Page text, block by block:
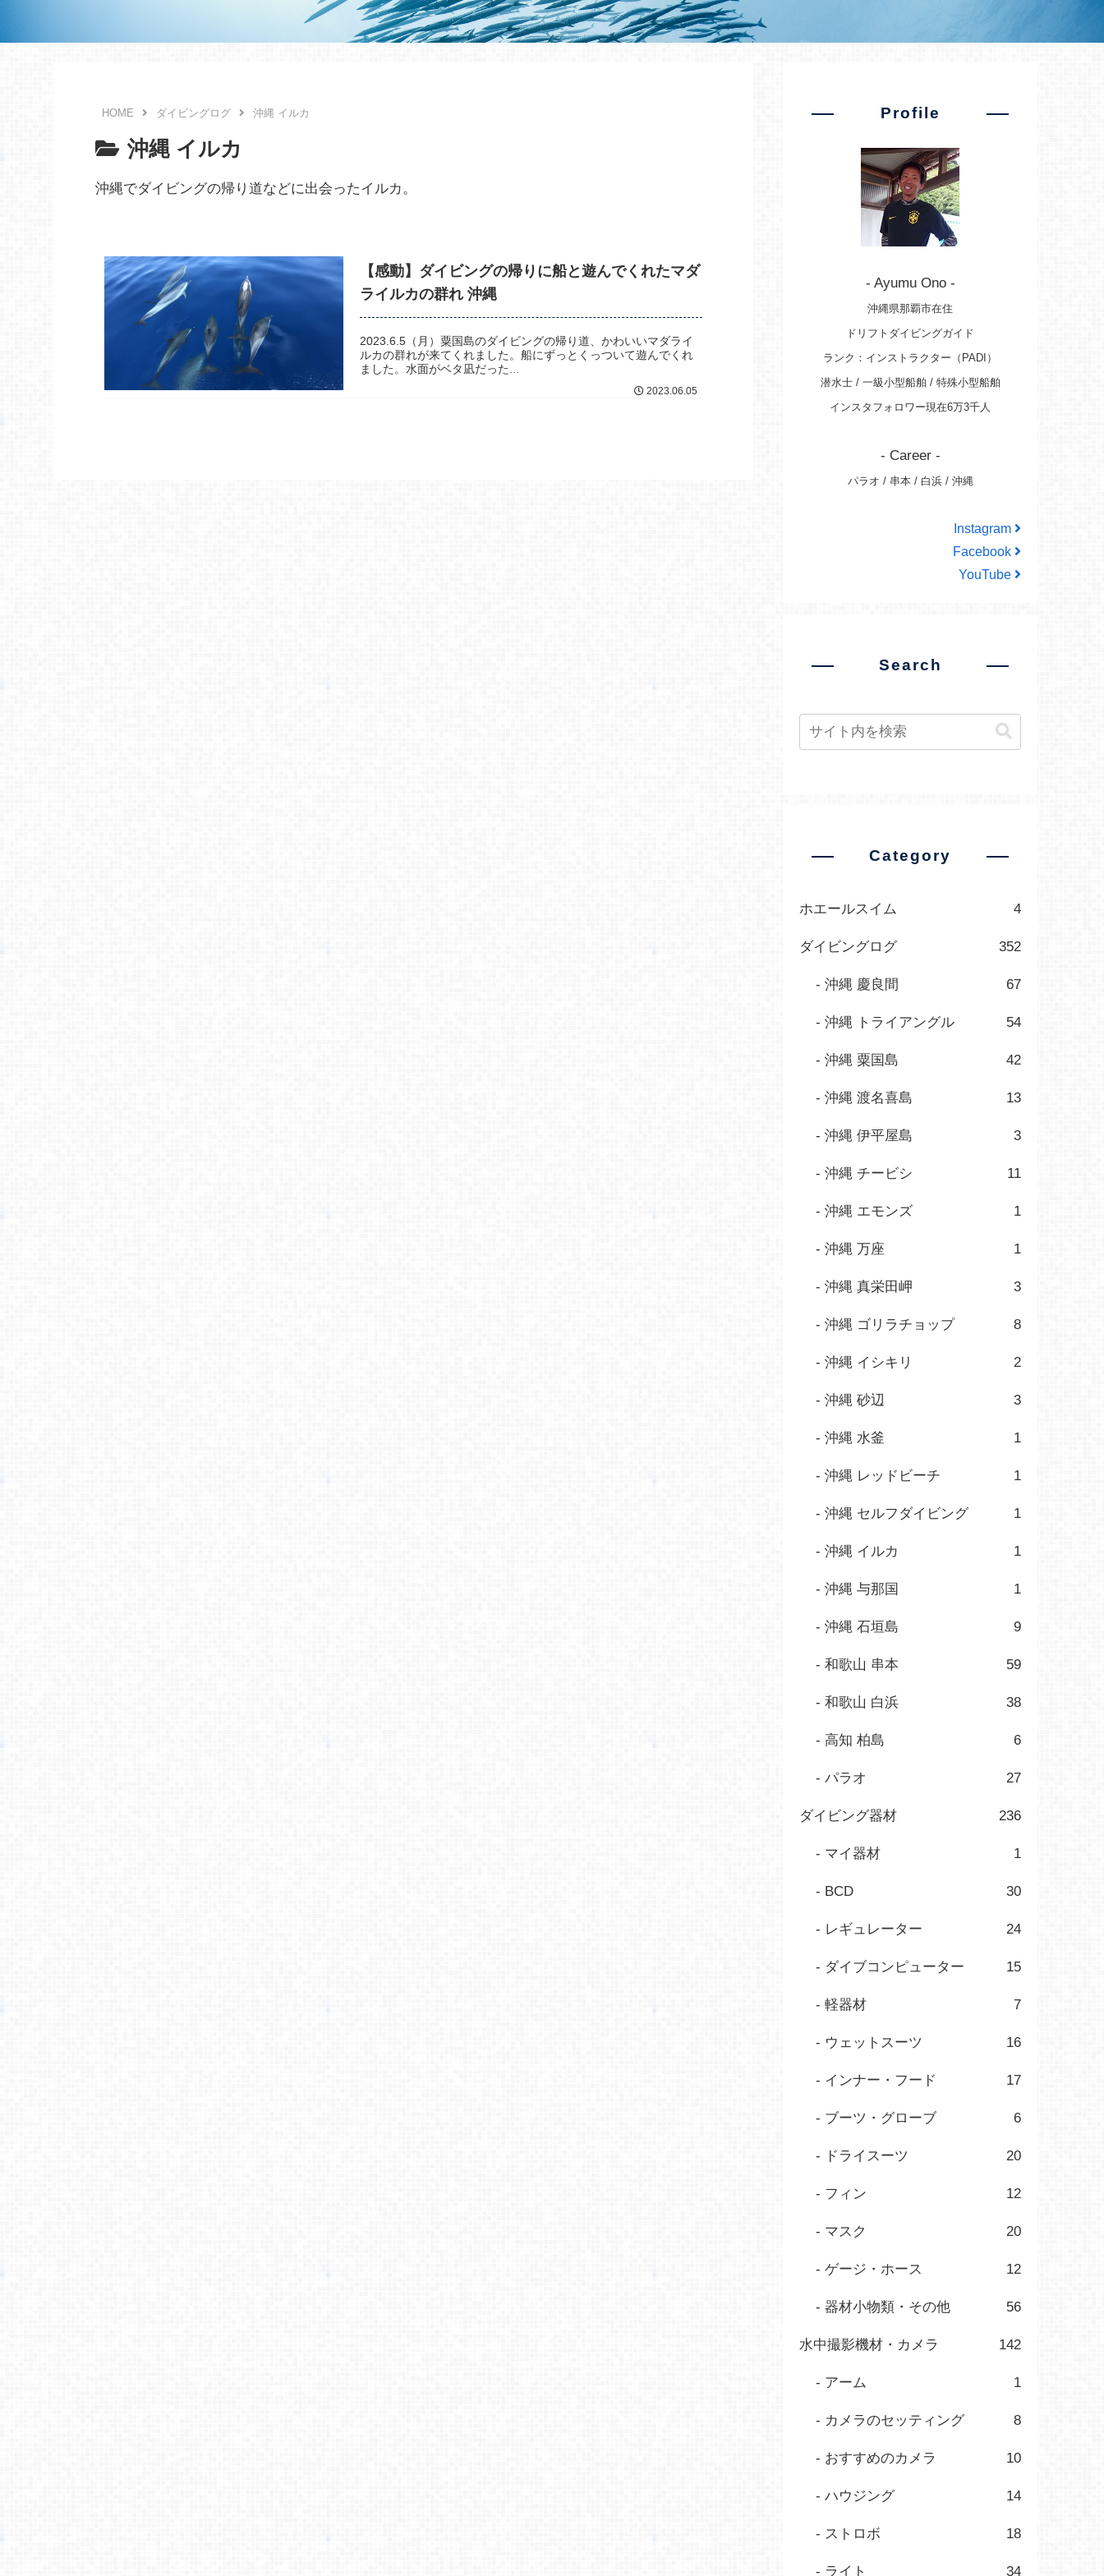
ダイビングログ 沖縄 イルカ
沖縄 イルカ
沖縄でダイビングの帰り道などに出会ったイルカ。
【感動】ダイビングの帰りに船と遊んでくれたマダ
ライルカの群れ 沖縄
2023.6.5（月）粟国島のダイビングの帰り道、かわいいマダライ
ルカの群れが来てくれました。船にずっとくっついて遊んでくれ
ました。水面がベタ凪だった...
2023.06.05
Profile
- Ayumu Ono -
沖縄県那覇市在住
ドリフトダイビングガイド
ランク：インストラクター（PADI）
潜水士 / 一級小型船舶 / 特殊小型船舶
インスタフォロワー現在6万3千人
- Career -
パラオ / 串本 / 白浜 / 沖縄
Instagram
Facebook
YouTube
Search
Category
ホエールスイム 4
ダイビングログ 352
沖縄 慶良間 67
沖縄 トライアングル 54
沖縄 粟国島 42
沖縄 渡名喜島 13
沖縄 伊平屋島 3
沖縄 チービシ 11
沖縄 エモンズ 1
沖縄 万座 1
沖縄 真栄田岬 3
沖縄 ゴリラチョップ 8
沖縄 イシキリ 2
沖縄 砂辺 3
沖縄 水釜 1
沖縄 レッドビーチ 1
沖縄 セルフダイビング 1
沖縄 イルカ 1
沖縄 与那国 1
沖縄 石垣島 9
和歌山 串本 59
和歌山 白浜 38
高知 柏島 6
パラオ 27
ダイビング器材 236
マイ器材 1
BCD 30
レギュレーター 24
ダイブコンピューター 15
軽器材 7
ウェットスーツ 16
インナー・フード 17
ブーツ・グローブ 6
ドライスーツ 20
フィン 12
マスク 20
ゲージ・ホース 12
器材小物類・その他 56
水中撮影機材・カメラ 142
アーム 1
カメラのセッティング 8
おすすめのカメラ 10
ハウジング 14
ストロボ 18
ライト 34